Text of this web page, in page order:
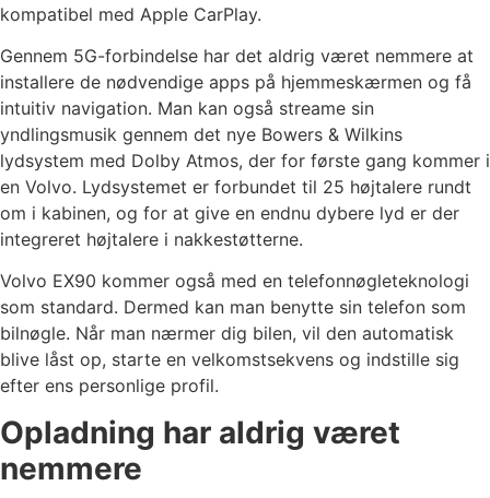
kompatibel med Apple CarPlay.
Gennem 5G-forbindelse har det aldrig været nemmere at
installere de nødvendige apps på hjemmeskærmen og få
intuitiv navigation. Man kan også streame sin
yndlingsmusik gennem det nye Bowers & Wilkins
lydsystem med Dolby Atmos, der for første gang kommer i
en Volvo. Lydsystemet er forbundet til 25 højtalere rundt
om i kabinen, og for at give en endnu dybere lyd er der
integreret højtalere i nakkestøtterne.
Volvo EX90 kommer også med en telefonnøgleteknologi
som standard. Dermed kan man benytte sin telefon som
bilnøgle. Når man nærmer dig bilen, vil den automatisk
blive låst op, starte en velkomstsekvens og indstille sig
efter ens personlige profil.
Opladning har aldrig været
nemmere